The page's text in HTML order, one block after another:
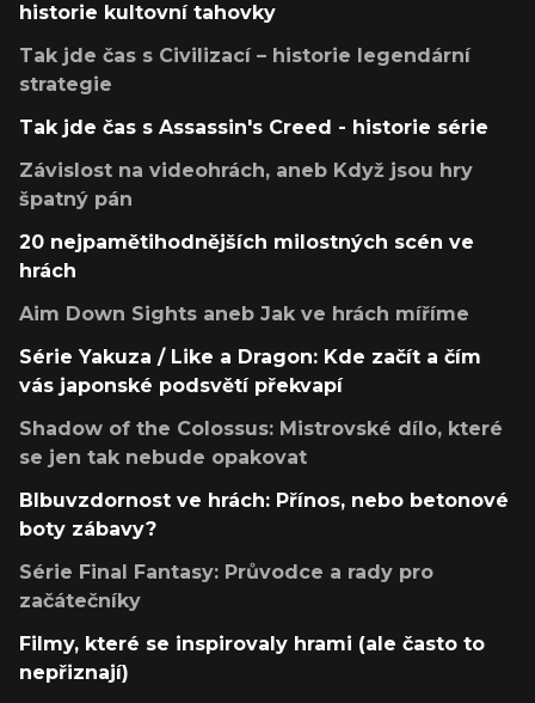
historie kultovní tahovky
Tak jde čas s Civilizací – historie legendární
strategie
Tak jde čas s Assassin's Creed - historie série
Závislost na videohrách, aneb Když jsou hry
špatný pán
20 nejpamětihodnějších milostných scén ve
hrách
Aim Down Sights aneb Jak ve hrách míříme
Série Yakuza / Like a Dragon: Kde začít a čím
vás japonské podsvětí překvapí
Shadow of the Colossus: Mistrovské dílo, které
se jen tak nebude opakovat
Blbuvzdornost ve hrách: Přínos, nebo betonové
boty zábavy?
Série Final Fantasy: Průvodce a rady pro
začátečníky
Filmy, které se inspirovaly hrami (ale často to
nepřiznají)